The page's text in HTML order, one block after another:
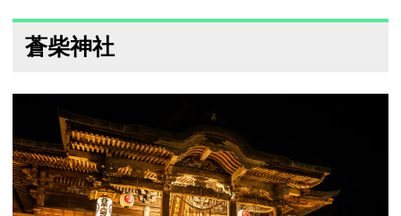
蒼柴神社